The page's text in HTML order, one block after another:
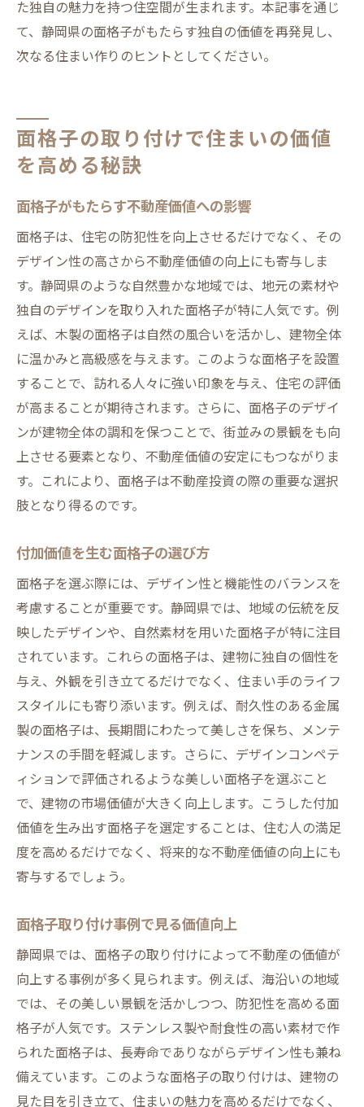
た独自の魅力を持つ住空間が生まれます。本記事を通じ
て、静岡県の面格子がもたらす独自の価値を再発見し、
次なる住まい作りのヒントとしてください。
面格子の取り付けで住まいの価値
を高める秘訣
面格子がもたらす不動産価値への影響
面格子は、住宅の防犯性を向上させるだけでなく、その
デザイン性の高さから不動産価値の向上にも寄与しま
す。静岡県のような自然豊かな地域では、地元の素材や
独自のデザインを取り入れた面格子が特に人気です。例
えば、木製の面格子は自然の風合いを活かし、建物全体
に温かみと高級感を与えます。このような面格子を設置
することで、訪れる人々に強い印象を与え、住宅の評価
が高まることが期待されます。さらに、面格子のデザイ
ンが建物全体の調和を保つことで、街並みの景観をも向
上させる要素となり、不動産価値の安定にもつながりま
す。これにより、面格子は不動産投資の際の重要な選択
肢となり得るのです。
付加価値を生む面格子の選び方
面格子を選ぶ際には、デザイン性と機能性のバランスを
考慮することが重要です。静岡県では、地域の伝統を反
映したデザインや、自然素材を用いた面格子が特に注目
されています。これらの面格子は、建物に独自の個性を
与え、外観を引き立てるだけでなく、住まい手のライフ
スタイルにも寄り添います。例えば、耐久性のある金属
製の面格子は、長期間にわたって美しさを保ち、メンテ
ナンスの手間を軽減します。さらに、デザインコンペテ
ィションで評価されるような美しい面格子を選ぶこと
で、建物の市場価値が大きく向上します。こうした付加
価値を生み出す面格子を選定することは、住む人の満足
度を高めるだけでなく、将来的な不動産価値の向上にも
寄与するでしょう。
面格子取り付け事例で見る価値向上
静岡県では、面格子の取り付けによって不動産の価値が
向上する事例が多く見られます。例えば、海沿いの地域
では、その美しい景観を活かしつつ、防犯性を高める面
格子が人気です。ステンレス製や耐食性の高い素材で作
られた面格子は、長寿命でありながらデザイン性も兼ね
備えています。このような面格子の取り付けは、建物の
見た目を引き立て、住まいの魅力を高めるだけでなく、